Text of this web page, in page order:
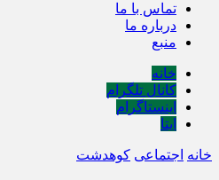
تماس با ما
درباره ما
منبع
خانه
کانال تلگرام
اینستاگرام
ایتا
خانه اجتماعی کوهدشت